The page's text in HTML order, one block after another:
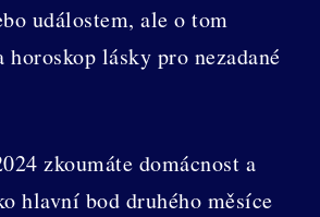
událostem, ale o tom
horoskop lásky pro nezadané
zkoumáte domácnost a
hlavní bod druhého měsíce